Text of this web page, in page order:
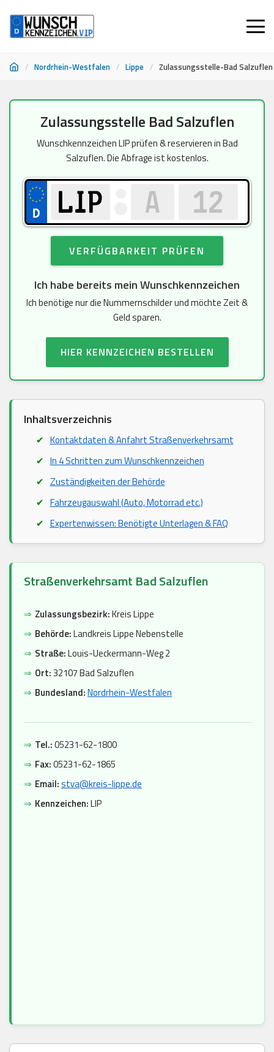
/ Nordrhein-Westfalen / Lippe / Zulassungsstelle-Bad Salzuflen
springen
Zulassungsstelle Bad Salzuflen
Wunschkennzeichen LIP prüfen & reservieren in Bad
Salzuflen. Die Abfrage ist kostenlos.
VERFÜGBARKEIT PRÜFEN
Ich habe bereits mein Wunschkennzeichen
Ich benötige nur die Nummernschilder und möchte Zeit &
Geld sparen.
HIER KENNZEICHEN BESTELLEN
Inhaltsverzeichnis
Kontaktdaten & Anfahrt Straßenverkehrsamt
In 4 Schritten zum Wunschkennzeichen
Zuständigkeiten der Behörde
Fahrzeugauswahl (Auto, Motorrad etc.)
Expertenwissen: Benötigte Unterlagen & FAQ
Straßenverkehrsamt Bad Salzuflen
⇒ Zulassungsbezirk:Kreis Lippe
⇒ Behörde:Landkreis Lippe Nebenstelle
⇒ Straße:Louis-Ueckermann-Weg 2
⇒ Ort:32107 Bad Salzuflen
⇒ Bundesland:Nordrhein-Westfalen
⇒ Tel.:05231-62-1800
⇒ Fax:05231-62-1865
⇒ Email:stva@kreis-lippe.de
⇒ Kennzeichen:LIP